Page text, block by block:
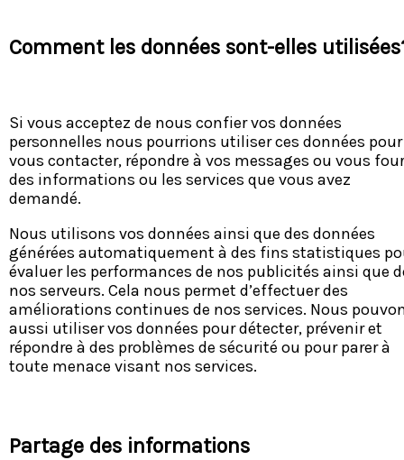
Comment les données sont-elles
Si vous acceptez de nous confier vos données
personnelles nous pourrions utiliser ces données pour
vous contacter, répondre à vos messages ou vous
des informations ou les services que vous avez
demandé.
Nous utilisons vos données ainsi que des données
générées automatiquement à des fins statistiques
évaluer les performances de nos publicités ainsi que
nos serveurs. Cela nous permet d’effectuer des
améliorations continues de nos services. Nous
aussi utiliser vos données pour détecter, prévenir et
répondre à des problèmes de sécurité ou pour parer à
toute menace visant nos services.
Partage des informations